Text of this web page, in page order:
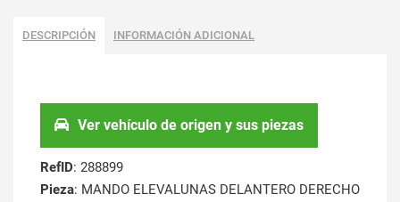
DESCRIPCIÓN INFORMACIÓN ADICIONAL
Ver vehículo de origen y sus piezas
RefID: 288899
Pieza: MANDO ELEVALUNAS DELANTERO DERECHO